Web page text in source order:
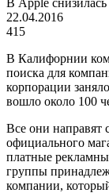
22.04.2016
415
В Калифорнии
поиска для
корпорации
вошло около 100
Все они направят
официального
платные
группы
компании,